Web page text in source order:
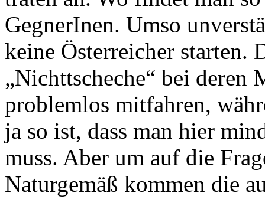
GegnerInen. Umso
keine Österreicher starten.
„Nichttscheche“ bei deren
problemlos mitfahren,
ja so ist, dass man hier
muss. Aber um auf die
Naturgemäß kommen die